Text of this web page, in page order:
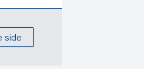
side